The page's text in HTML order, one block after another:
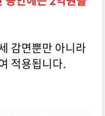
감면뿐만 아니라
적용됩니다.